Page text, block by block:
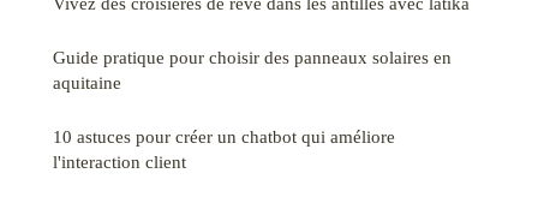
Guide pratique pour choisir des panneaux solaires en
aquitaine
10 astuces pour créer un chatbot qui améliore
l'interaction client